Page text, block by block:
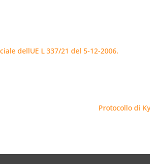
dellUE L 337/21 del 5-12-2006.
Protocollo di